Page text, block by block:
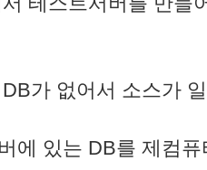
가 없어서 소스가
에 있는 DB를 제컴